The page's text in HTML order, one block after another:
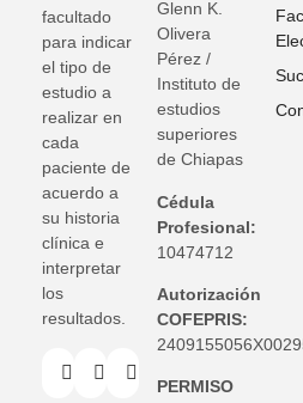
facultado
para indicar
el tipo de
estudio a
realizar en
cada
paciente de
acuerdo a
su historia
clínica e
interpretar
los
resultados.
Glenn K
Olivera
Pérez /
Instituto de
estudios
superiores
de Chiapas
Cédula
Profesional:
10474712
Autorización
COFEPRIS:
PERMISO